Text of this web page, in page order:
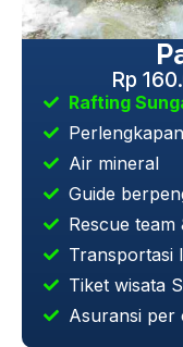
Rp
Rafting
Air mineral
Guide
Rescue team
Transportasi
Tiket wisata
Asuransi per